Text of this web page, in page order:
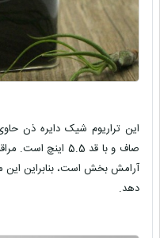
این تراریوم شیک دایره ذن
صاف و با قد 5.5
آرامش بخش است، بنابراین این
دهد.